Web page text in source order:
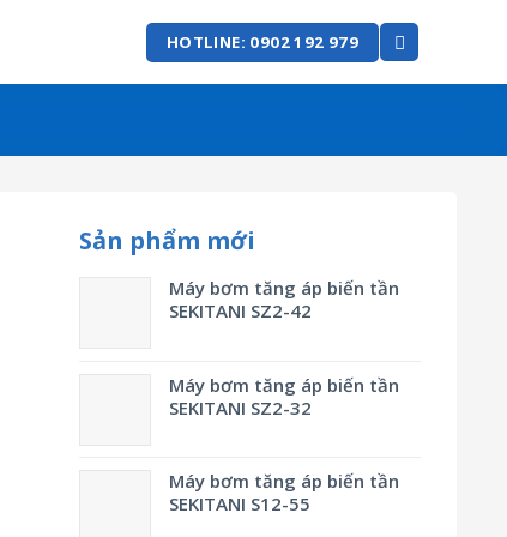
HOTLINE: 0902 192 979
Sản phẩm mới
Máy bơm tăng áp biến tần
SEKITANI SZ2-42
Máy bơm tăng áp biến tần
SEKITANI SZ2-32
Máy bơm tăng áp biến tần
SEKITANI S12-55